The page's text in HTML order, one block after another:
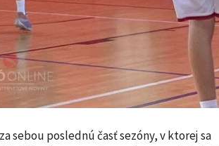
sebou poslednú časť sezóny, v ktorej sa